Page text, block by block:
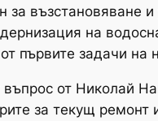
за възстановяване
на
първите задачи
въпрос от Николай
за текущ